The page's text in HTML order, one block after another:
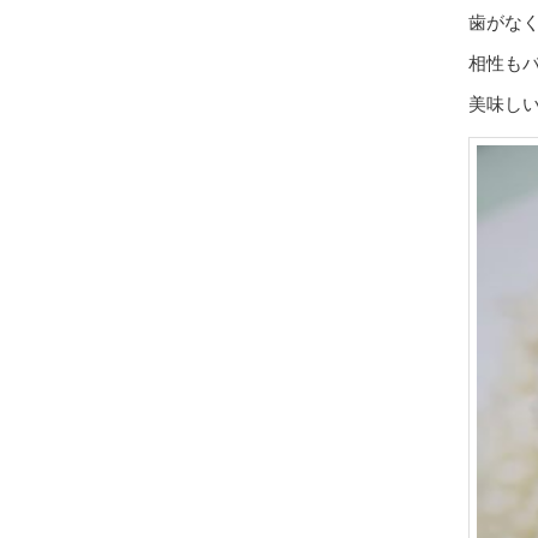
歯がな
相性も
美味し